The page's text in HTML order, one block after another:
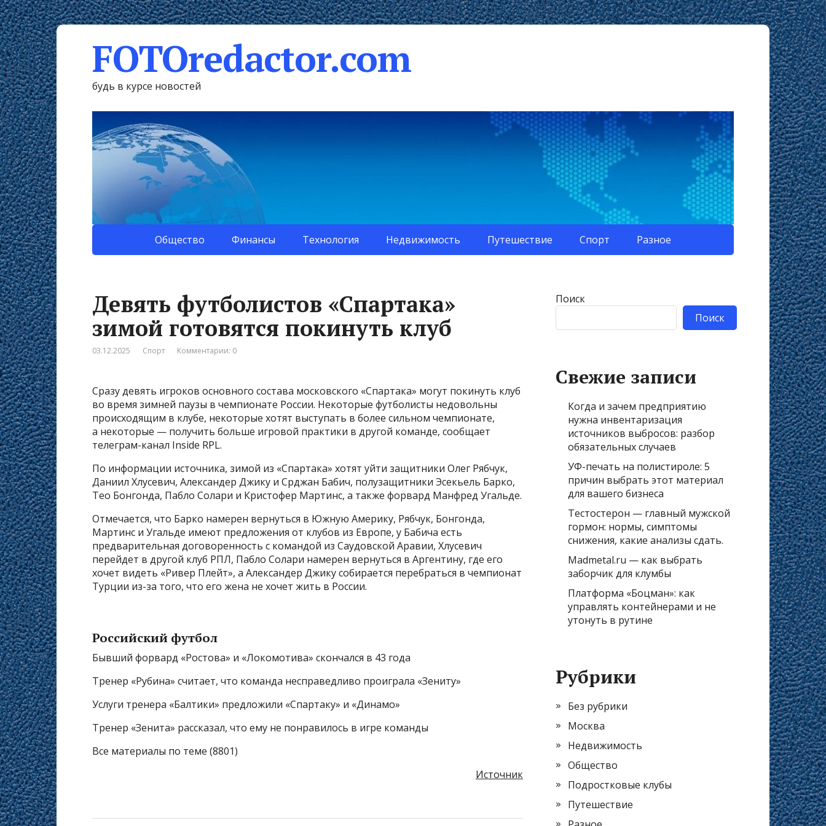
FOTOredactor.com
будь в курсе новостей
Общество Финансы Технология Недвижимость Путешествие Спорт Разное
Девять футболистов «Спартака»
зимой готовятся покинуть клуб
03.12.2025 Спорт Комментарии: 0
Сразу девять игроков основного состава московского «Спартака» могут покинуть клуб
во время зимней паузы в чемпионате России. Некоторые футболисты недовольны
происходящим в клубе, некоторые хотят выступать в более сильном чемпионате,
а некоторые — получить больше игровой практики в другой команде, сообщает
телеграм-канал Inside RPL.
По информации источника, зимой из «Спартака» хотят уйти защитники Олег Рябчук,
Даниил Хлусевич, Александер Джику и Срджан Бабич, полузащитники Эсекьель Барко,
Тео Бонгонда, Пабло Солари и Кристофер Мартинс, а также форвард Манфред Угальде.
Отмечается, что Барко намерен вернуться в Южную Америку, Рябчук, Бонгонда,
Мартинс и Угальде имеют предложения от клубов из Европе, у Бабича есть
предварительная договоренность с командой из Саудовской Аравии, Хлусевич
перейдет в другой клуб РПЛ, Пабло Солари намерен вернуться в Аргентину, где его
хочет видеть «Ривер Плейт», а Александер Джику собирается перебраться в чемпионат
Турции из-за того, что его жена не хочет жить в России.
Российский футбол
Бывший форвард «Ростова» и «Локомотива» скончался в 43 года
Тренер «Рубина» считает, что команда несправедливо проиграла «Зениту»
Услуги тренера «Балтики» предложили «Спартаку» и «Динамо»
Тренер «Зенита» рассказал, что ему не понравилось в игре команды
Все материалы по теме (8801)
Источник
Поиск
Поиск
Свежие записи
Когда и зачем предприятию
нужна инвентаризация
источников выбросов: разбор
обязательных случаев
УФ-печать на полистироле: 5
причин выбрать этот материал
для вашего бизнеса
Тестостерон — главный мужской
гормон: нормы, симптомы
снижения, какие анализы сдать.
Madmetal.ru — как выбрать
заборчик для клумбы
Платформа «Боцман»: как
управлять контейнерами и не
утонуть в рутине
Рубрики
Без рубрики
Москва
Недвижимость
Общество
Подростковые клубы
Путешествие